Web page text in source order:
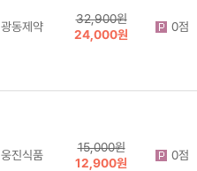
광동제약
32,900원
24,000원
0점
웅진식품
15,000원
12,900원
0점